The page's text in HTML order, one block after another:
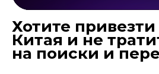
Хотите привезти
Китая и не
на поиски и